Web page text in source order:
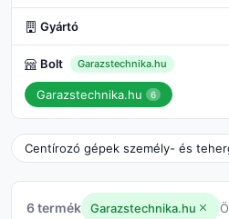
Gyártó
Bolt Garazstechnika.hu
Garazstechnika.hu 6
Centírozó gépek személy- és
6 termék Garazstechnika.hu